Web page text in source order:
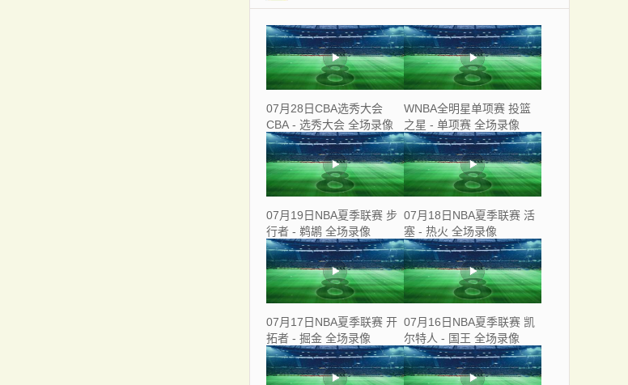
07月28日CBA选秀大会
CBA - 选秀大会 全场录像
WNBA全明星单项赛 投篮
之星 - 单项赛 全场录像
07月19日NBA夏季联赛 步
行者 - 鹈鹕 全场录像
07月18日NBA夏季联赛 活
塞 - 热火 全场录像
07月17日NBA夏季联赛 开
拓者 - 掘金 全场录像
07月16日NBA夏季联赛 凯
尔特人 - 国王 全场录像